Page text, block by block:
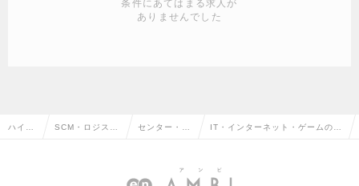
条件にあてはまる求人が
ありませんでした
ハイク SCM・ロジステ センター・倉
行・配車管理
IT・インターネット・ゲームのセ
理の転職・求人情報一覧